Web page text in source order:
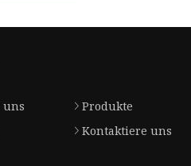
uns
Produkte
Kontaktiere uns